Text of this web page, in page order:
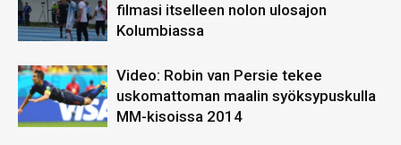
filmasi itselleen nolon ulosajon
Kolumbiassa
Video: Robin van Persie tekee
uskomattoman maalin syöksypuskulla
MM-kisoissa 2014